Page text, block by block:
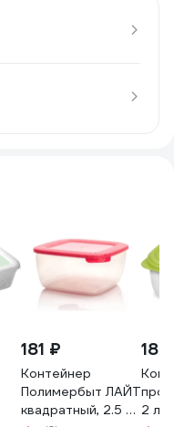
181 ₽
Контейнер
Полимербыт ЛАЙТ
квадратный, 2.5 л, 2 л